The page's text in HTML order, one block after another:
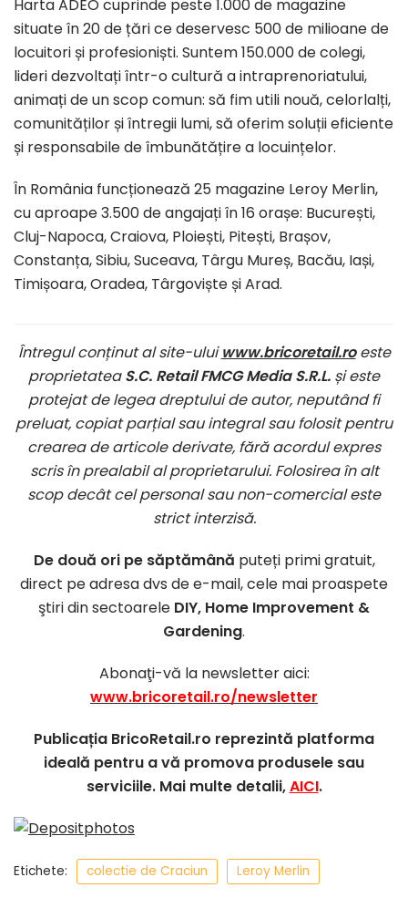
Harta ADEO cuprinde peste 1.000 de magazine
situate în 20 de țări ce deservesc 500 de milioane de
locuitori și profesioniști. Suntem 150.000 de colegi,
lideri dezvoltați într-o cultură a intraprenoriatului,
animați de un scop comun: să fim utili nouă, celorlalți,
comunităților și întregii lumi, să oferim soluții eficiente
și responsabile de îmbunătățire a locuințelor.
În România funcționează 25 magazine Leroy Merlin,
cu aproape 3.500 de angajați în 16 orașe: București,
Cluj-Napoca, Craiova, Ploiești, Pitești, Brașov,
Constanța, Sibiu, Suceava, Târgu Mureș, Bacău, Iași,
Timișoara, Oradea, Târgoviște și Arad.
Întregul conținut al site-uluiwww.bricoretail.roeste
proprietateaS.C. Retail FMCG Media S.R.L. și este
protejat de legea dreptului de autor, neputând fi
preluat, copiat parțial sau integral sau folosit pentru
crearea de articole derivate, fără acordul expres
scris în prealabil al proprietarului. Folosirea în alt
scop decât cel personal sau non-comercial este
strict interzisă.
De două ori pe săptămână puteți primi gratuit,
direct pe adresa dvs de e-mail, cele mai proaspete
ştiri din sectoarele DIY, Home Improvement &
Gardening.
Abonaţi-vă la newsletter aici:
www.bricoretail.ro/newsletter
Publicația BricoRetail.ro reprezintă platforma
ideală pentru a vă promova produsele sau
serviciile. Mai multe detalii,AICI.
Etichete: colectie de Craciun Leroy Merlin